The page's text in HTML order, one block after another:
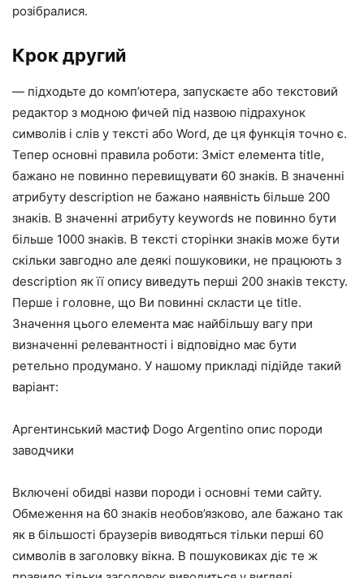
розібралися.
Крок другий
— підходьте до комп’ютера, запускаєте або текстовий
редактор з модною фичей під назвою підрахунок
символів і слів у тексті або Word, де ця функція точно є.
Тепер основні правила роботи: Зміст елемента title,
бажано не повинно перевищувати 60 знаків. В значенні
атрибуту description не бажано наявність більше 200
знаків. В значенні атрибуту keywords не повинно бути
більше 1000 знаків. В тексті сторінки знаків може бути
скільки завгодно але деякі пошуковики, не працюють з
description як її опису виведуть перші 200 знаків тексту.
Перше і головне, що Ви повинні скласти це title.
Значення цього елемента має найбільшу вагу при
визначенні релевантності і відповідно має бути
ретельно продумано. У нашому прикладі підійде такий
варіант:
Аргентинський мастиф Dogo Argentino опис породи
заводчики
Включені обидві назви породи і основні теми сайту.
Обмеження на 60 знаків необов’язково, але бажано так
як в більшості браузерів виводяться тільки перші 60
символів в заголовку вікна. В пошуковиках діє те ж